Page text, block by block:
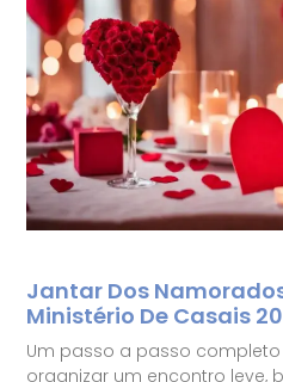
Jantar Dos
Ministério De Casais
Um passo a passo
organizar um encontro leve,